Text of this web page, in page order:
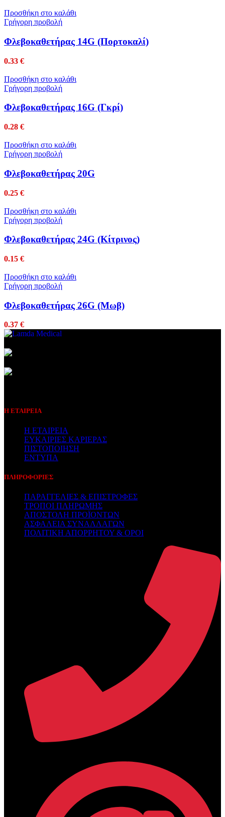
Προσθήκη στο καλάθι
Γρήγορη προβολή
Φλεβοκαθετήρας 14G (Πορτοκαλί)
0.33 €
Προσθήκη στο καλάθι
Γρήγορη προβολή
Φλεβοκαθετήρας 16G (Γκρί)
0.28 €
Προσθήκη στο καλάθι
Γρήγορη προβολή
Φλεβοκαθετήρας 20G
0.25 €
Προσθήκη στο καλάθι
Γρήγορη προβολή
Φλεβοκαθετήρας 24G (Κίτρινος)
0.15 €
Προσθήκη στο καλάθι
Γρήγορη προβολή
Φλεβοκαθετήρας 26G (Μωβ)
0.37 €
Η ΕΤΑΙΡΕΙΑ
Η ΕΤΑΙΡΕΙΑ
ΕΥΚΑΙΡΙΕΣ ΚΑΡΙΕΡΑΣ
ΠΙΣΤΟΠΟΙΗΣΗ
ΕΝΤΥΠΑ
ΠΛΗΡΟΦΟΡΙΕΣ
ΠΑΡΑΓΓΕΛΙΕΣ & ΕΠΙΣΤΡΟΦΕΣ
ΤΡΟΠΟΙ ΠΛΗΡΩΜΗΣ
ΑΠΟΣΤΟΛΗ ΠΡΟΪΟΝΤΩΝ
ΑΣΦΑΛΕΙΑ ΣΥΝΑΛΛΑΓΩΝ
ΠΟΛΙΤΙΚΗ ΑΠΟΡΡΗΤΟΥ & ΟΡΟΙ